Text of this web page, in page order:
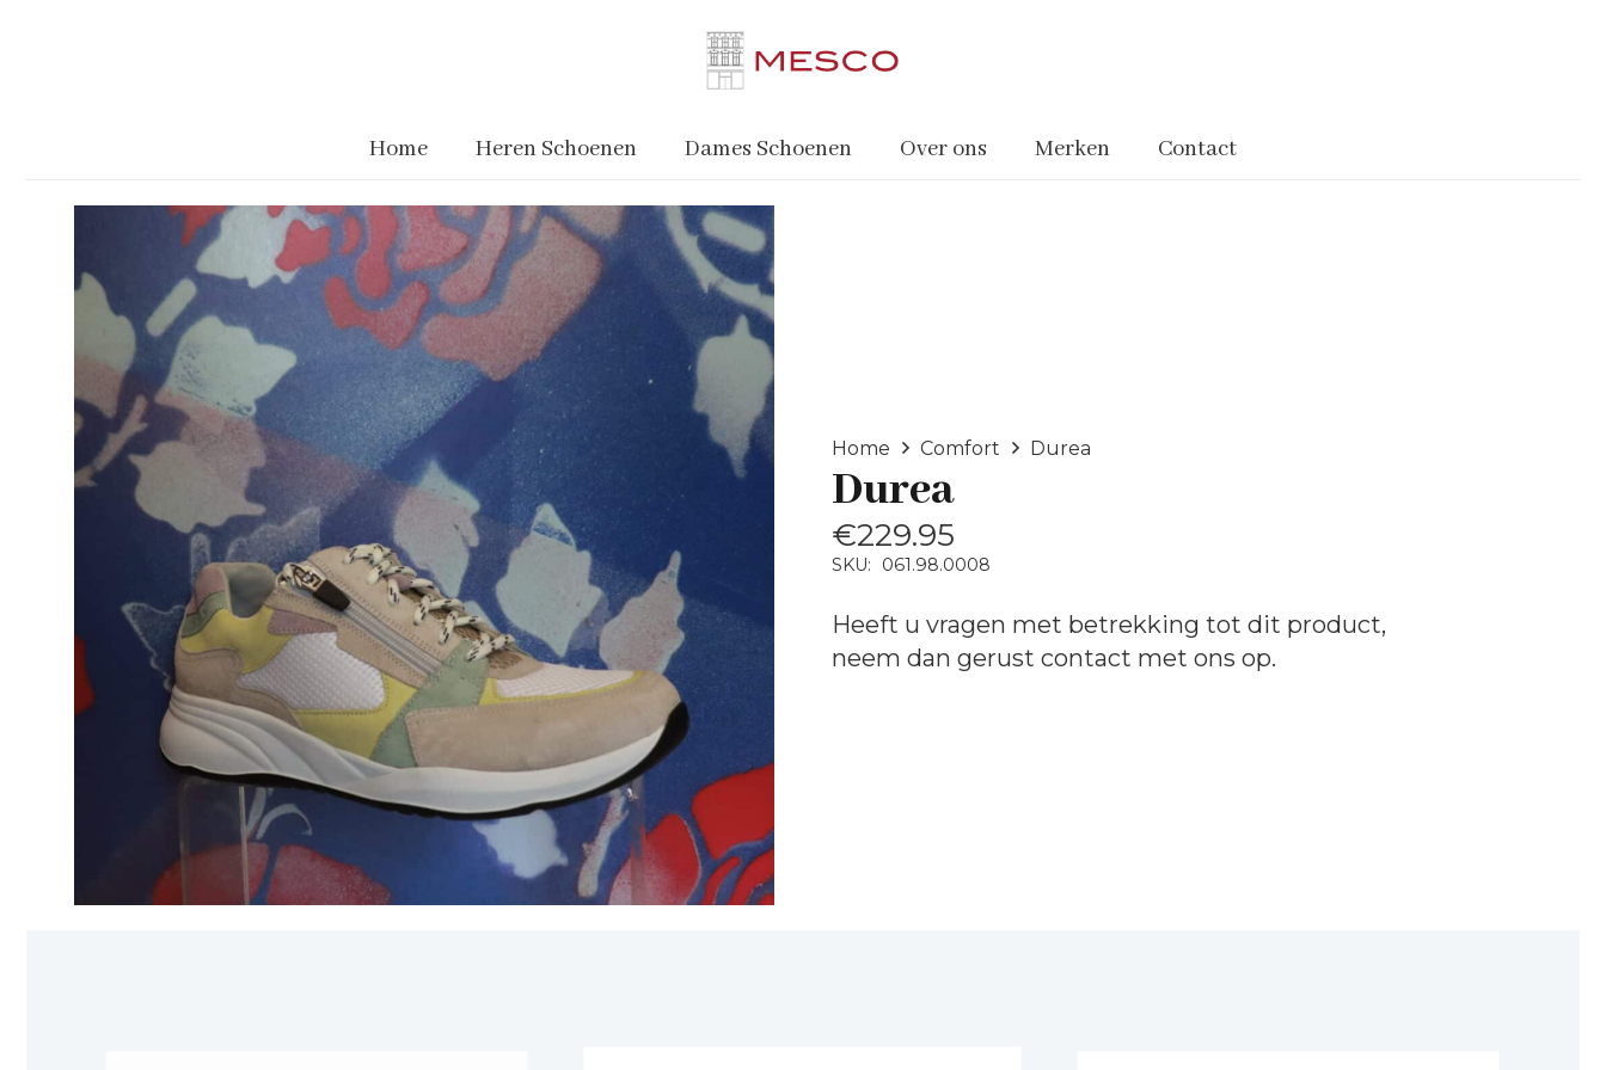
Home Heren Schoenen Dames Schoenen Over ons Merken Contact
Home Comfort Durea
Durea
€229.95
SKU: 061.98.0008
Heeft u vragen met betrekking tot dit product,
neem dan gerust contact met ons op.